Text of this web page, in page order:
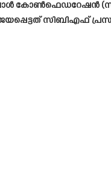
കോൺഫെഡറേഷൻ
സിബിഎഫ്